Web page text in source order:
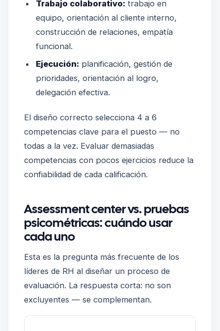
Trabajo colaborativo: trabajo en
equipo, orientación al cliente interno,
construcción de relaciones, empatía
funcional.
Ejecución: planificación, gestión de
prioridades, orientación al logro,
delegación efectiva.
El diseño correcto selecciona 4 a 6
competencias clave para el puesto — no
todas a la vez. Evaluar demasiadas
competencias con pocos ejercicios reduce la
confiabilidad de cada calificación.
Assessment center vs. pruebas
psicométricas: cuándo usar
cada uno
Esta es la pregunta más frecuente de los
líderes de RH al diseñar un proceso de
evaluación. La respuesta corta: no son
excluyentes — se complementan.